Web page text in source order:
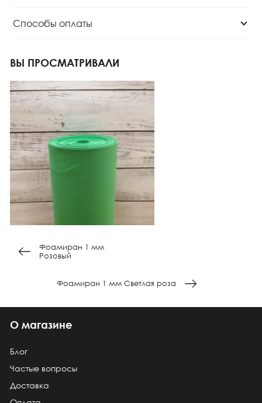
Способы оплаты
ВЫ ПРОСМАТРИВАЛИ
Фоамиран 1 мм
Розовый
Фоамиран 1 мм Светлая роза
О магазине
Блог
Частые вопросы
Доставка